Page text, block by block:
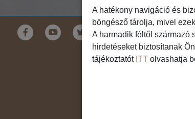
Földrészek
Ausztrália
Ázsia
A hatékony navigáció és
böngésző tárolja, mivel
A harmadik féltől származó
hirdetéseket biztosítanak
tájékoztatót ITT olvashatja